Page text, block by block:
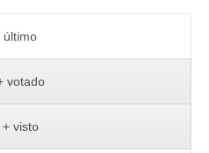
último
votado
+ visto